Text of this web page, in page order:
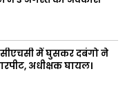
में घुसकर दबंगो ने
अधीक्षक घायल।